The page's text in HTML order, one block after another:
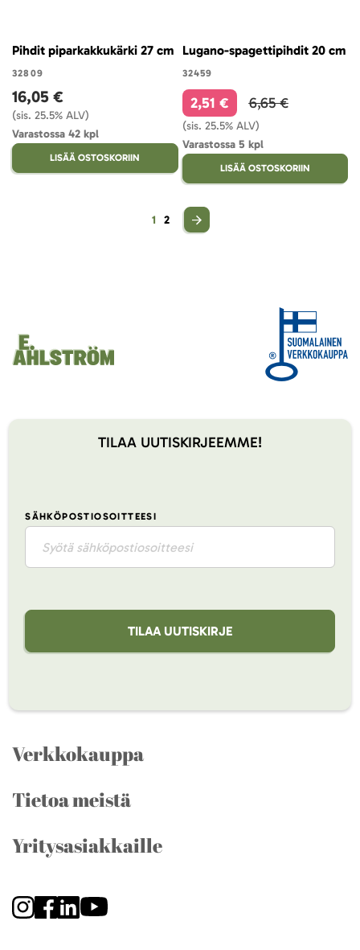
Pihdit piparkakkukärki 27 cm
32809
16,05 €
(sis. 25.5% ALV)
Varastossa 42 kpl
LISÄÄ OSTOSKORIIN
Lugano-spagettipihdit 20 cm
32459
2,51 € 6,65 €
(sis. 25.5% ALV)
Varastossa 5 kpl
LISÄÄ OSTOSKORIIN
Sivu
You're currently reading page
1 Sivu
2
TILAA UUTISKIRJEEMME!
SÄHKÖPOSTIOSOITTEESI
TILAA UUTISKIRJE
Verkkokauppa
Tietoa meistä
Yritysasiakkaille